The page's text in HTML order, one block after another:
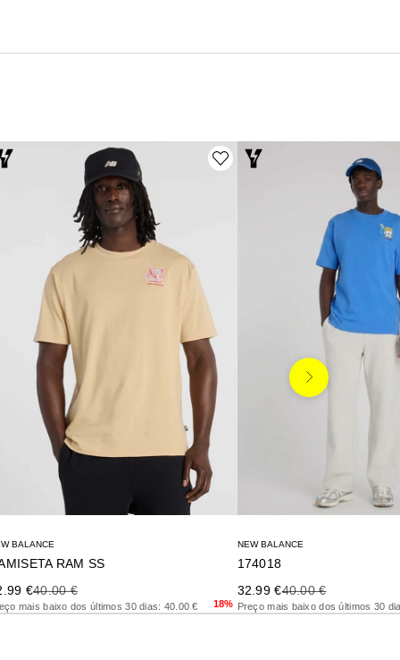
BALANCE
RAM SS
de oferta
€Precio anterior
40.00 €
mais baixo dos últimos 30 dias: 40.00 € 18%
NEW BALANCE
174018
Precio de oferta
32.99 €Precio anterior
40.00 €
Preço mais baixo dos últimos 30
Siguiente